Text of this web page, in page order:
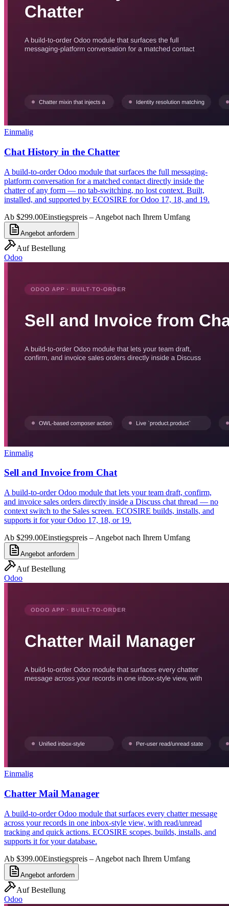
Einmalig
Chat History in the Chatter
A build-to-order Odoo module that surfaces the full messaging-
platform conversation for a matched contact directly inside the
chatter of any form — no tab-switching, no lost context. Built,
installed, and supported by ECOSIRE for Odoo 17, 18, and 19.
Ab $299.00Einstiegspreis – Angebot nach Ihrem Umfang
Angebot anfordern
Auf Bestellung
Odoo
Einmalig
Sell and Invoice from Chat
A build-to-order Odoo module that lets your team draft, confirm,
and invoice sales orders directly inside a Discuss chat thread — no
context switch to the Sales screen. ECOSIRE builds, installs, and
supports it for your Odoo 17, 18, or 19.
Ab $299.00Einstiegspreis – Angebot nach Ihrem Umfang
Angebot anfordern
Auf Bestellung
Odoo
Einmalig
Chatter Mail Manager
A build-to-order Odoo module that surfaces every chatter message
across your records in one inbox-style view, with read/unread
tracking and quick actions. ECOSIRE scopes, builds, installs, and
supports it for your database.
Ab $399.00Einstiegspreis – Angebot nach Ihrem Umfang
Angebot anfordern
Auf Bestellung
Odoo